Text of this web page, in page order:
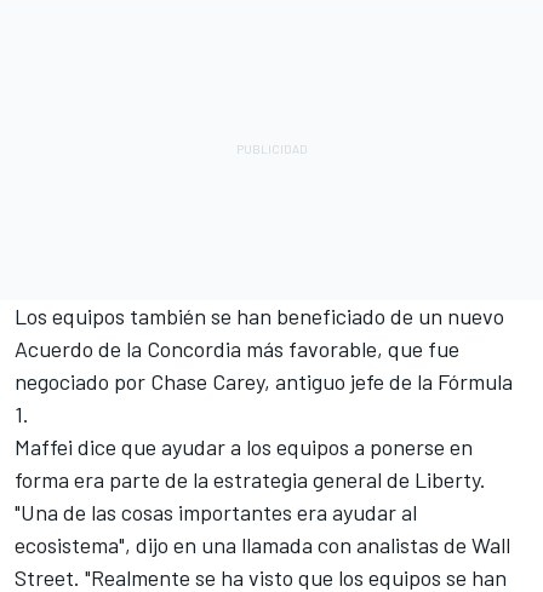
Los equipos también se han beneficiado de un nuevo
Acuerdo de la Concordia más favorable, que fue
negociado por Chase Carey, antiguo jefe de la Fórmula
1.
Maffei dice que ayudar a los equipos a ponerse en
forma era parte de la estrategia general de Liberty.
"Una de las cosas importantes era ayudar al
ecosistema", dijo en una llamada con analistas de Wall
Street. "Realmente se ha visto que los equipos se han